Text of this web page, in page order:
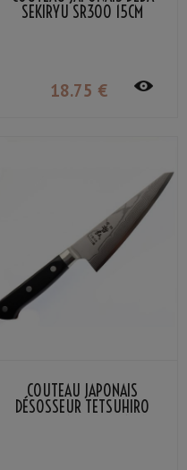
SEKIRYU SR300 15CM
18.75 €
COUTEAU JAPONAIS
DÉSOSSEUR TETSUHIRO